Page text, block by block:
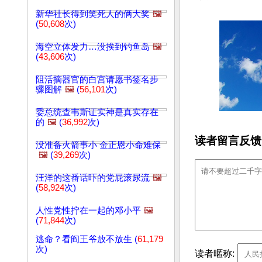
新华社长得到笑死人的俩大奖 🖼️
(50,608次)
海空立体发力…没挨到钓鱼岛 🖼️
(43,606次)
阻活摘器官的白宫请愿书签名步
骤图解 🖼️ (56,101次)
委总统查韦斯证实神是真实存在
的 🖼️ (36,992次)
没准备火箭事小 金正恩小命难保
🖼️ (39,269次)
汪洋的这番话吓的党屁滚尿流 🖼️
(58,924次)
人性党性拧在一起的邓小平 🖼️
(71,844次)
逃命？看阎王爷放不放生 (61,179
次)
读者留言反
读者暱称: